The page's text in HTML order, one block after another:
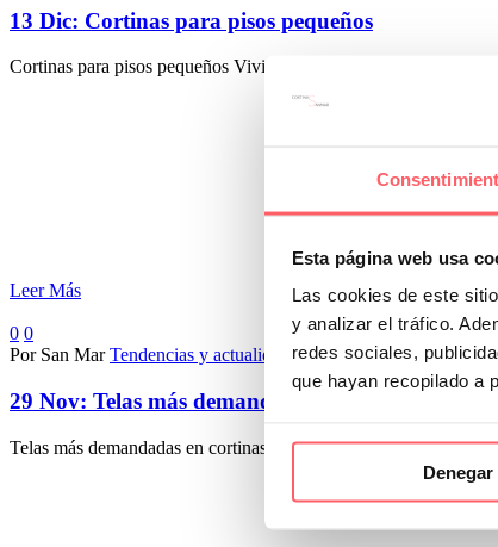
Esta página web usa
Las cookies de este
y analizar el tráfico.
redes sociales,
que hayan recopilado a
Denegar
13 Dic: Cortinas para pisos pequeños
Cortinas para pisos pequeños Vivir en un piso pequeño tiene
Leer Más
0 0
Por San Mar Tendencias y actualidad
29 Nov: Telas más demandadas en cortinas y
Telas más demandadas en cortinas y visillos La elección de las